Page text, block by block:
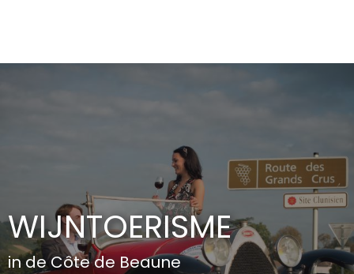
WIJNTOERISME
in de Côte de Beaune